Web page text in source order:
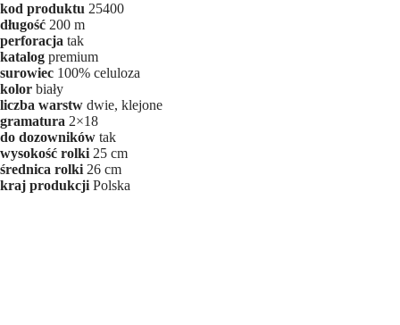
kod produktu 25400
długość 200 m
perforacja tak
katalog premium
surowiec 100% celuloza
kolor biały
liczba warstw dwie, klejone
gramatura 2×18
do dozowników tak
wysokość rolki 25 cm
średnica rolki 26 cm
kraj produkcji Polska